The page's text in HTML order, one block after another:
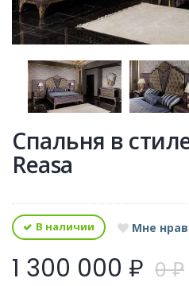
Спальня в
Reasa
В наличии Мне
1 300 000 ₽ 0 ₽